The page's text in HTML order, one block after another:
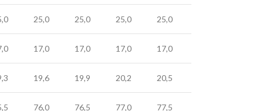
25,0 25,0 25,0 25,0
17,0 17,0 17,0 17,0
19,6 19,9 20,2 20,5
76,0 76,5 77,0 77,5